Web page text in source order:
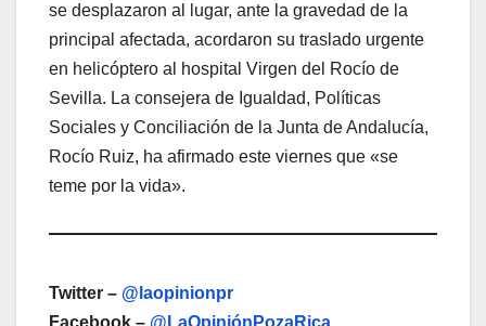
se desplazaron al lugar, ante la gravedad de la
principal afectada, acordaron su traslado urgente
en helicóptero al hospital Virgen del Rocío de
Sevilla. La consejera de Igualdad, Políticas
Sociales y Conciliación de la Junta de Andalucía,
Rocío Ruiz, ha afirmado este viernes que «se
teme por la vida».
Twitter – @laopinionpr
Facebook – @LaOpiniónPozaRica